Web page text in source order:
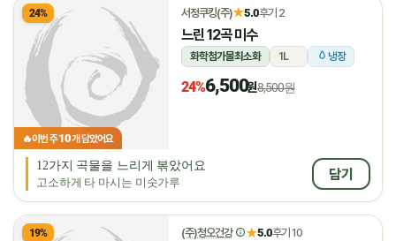
24%
🔥이번 주10개 담았어요
서정쿠킹(주)★5.0후기 2
느린 12곡 미수
화학첨가물최소화 1L 냉장
24%6,500원8,500원
12가지 곡물을 느리게 볶았어요
고소하게 타 마시는 미숫가루
담기
19% (주)청오건강 ★5.0후기 10